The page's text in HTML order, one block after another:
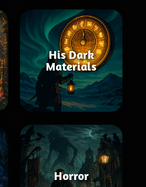
His Dark
Materials
Horror